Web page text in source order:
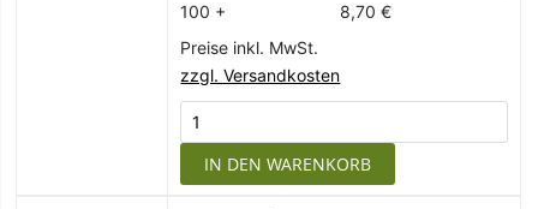
100 +
8,70 €
Preise inkl. MwSt.
zzgl. Versandkosten
IN DEN WARENKORB